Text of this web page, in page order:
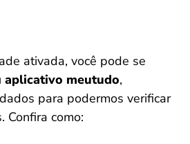
ativada, você pode se
aplicativo meutudo,
para podermos verificar
Confira como: